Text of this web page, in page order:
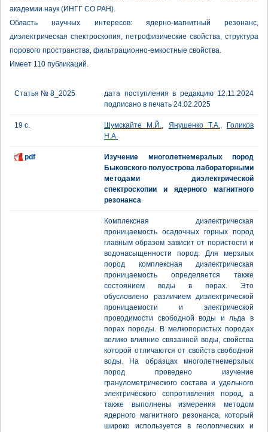
академии наук (ИНГГ СО РАН).
Область научных интересов: ядерно-магнитный резонанс,
диэлектрическая спектроскопия, петрофизические свойства, структура
порового пространства, фильтрационно-емкостные свойства.
Имеет 110 публикаций.
Статья № 8_2025
дата поступления в редакцию 12.11.2024
подписано в печать 24.02.2025
19 с. Шумскайте М.Й., Янушенко Т.А.,
Голиков
Н.А.
pdf
Изучение многолетнемерзлых пород
Быковского полуострова лабораторными
методами диэлектрической
спектроскопии и ядерного магнитного
резонанса
Комплексная диэлектрическая
проницаемость осадочных горных пород
главным образом зависит от пористости и
водонасыщенности пород. Для мерзлых
пород комплексная диэлектрическая
проницаемость определяется также
состоянием воды в порах. Это
обусловлено различием диэлектрической
проницаемости и электрической
проводимости свободной воды и льда в
порах породы. В мелкопористых породах
велико влияние связанной воды, свойства
которой отличаются от свойств свободной
воды. На образцах многолетнемерзлых
пород проведено изучение
гранулометрического состава и удельного
электрического сопротивления пород, а
также выполнены измерения методом
ядерного магнитного резонанса, который
широко используется в геологических и